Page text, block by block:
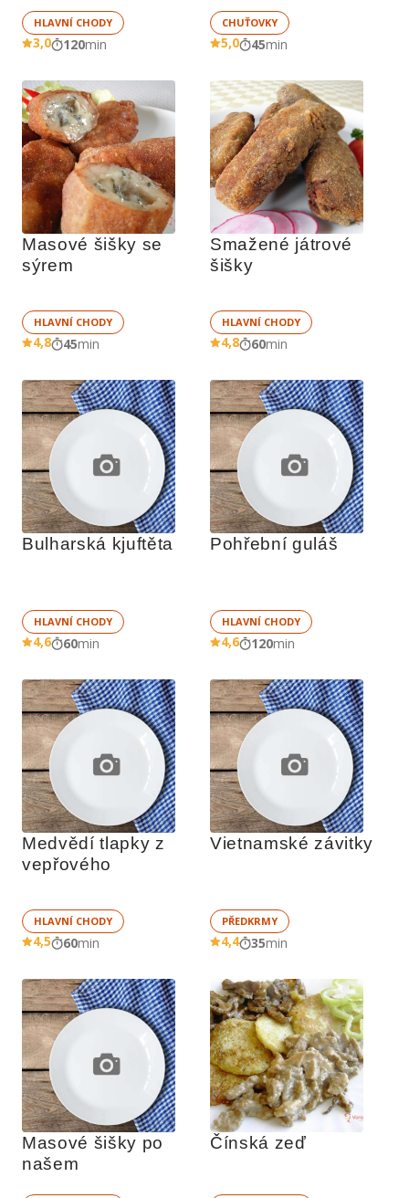
HLAVNÍ CHODY
3,0 120min
CHUŤOVKY
5,0 45min
Masové šišky se
sýrem
HLAVNÍ CHODY
4,8 45min
Smažené játrové
šišky
HLAVNÍ CHODY
4,8 60min
Bulharská kjuftěta
HLAVNÍ CHODY
4,6 60min
Pohřební guláš
HLAVNÍ CHODY
4,6 120min
Medvědí tlapky z
vepřového
HLAVNÍ CHODY
4,5 60min
Vietnamské závitky
PŘEDKRMY
4,4 35min
Masové šišky po
našem
Čínská zeď